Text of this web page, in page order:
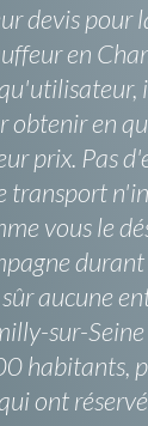
devis pour
en
obtenir en
prix. Pas
transport
vous le
aucune
sur-Seine
habitants,
ont